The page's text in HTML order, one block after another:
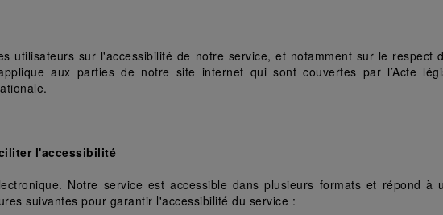
utilisateurs sur l'accessibilité de notre service, et notamment sur le respect
aux parties de notre site internet qui sont couvertes par l’Acte
l'accessibilité
Notre service est accessible dans plusieurs formats et répond à
suivantes pour garantir l'accessibilité du service :